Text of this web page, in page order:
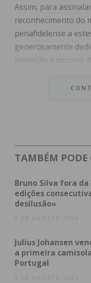
Assim, para
reconhecimento do
penafidelense a
generosamente
proteção e socorro
corporações de
com um lanche
pelas 16h30.
Assine
obtenha de
TAMBÉM PODE
Bruno Silva fora
edições
desilusão»
6 DE AGOSTO 2026
Julius Johansen
a primeira
Portugal
5 DE AGOSTO 2026